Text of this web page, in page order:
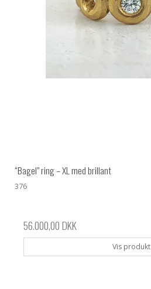
“Bagel” ring – XL med brillant
376
56.000,00 DKK
Vis produkt